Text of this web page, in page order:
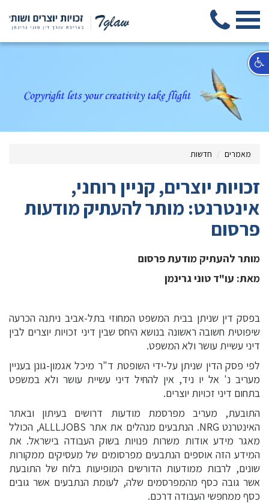
מאמרים חדשות
זכויות יוצרים, קניין רוחני,
אינטרנט: מותר להעתיק מודעות
פרסום
מותר להעתיק מודעת פרסום
מאת: עו"ד טוני גרינמן
בפסק דין שניתן בבית המשפט המחוזי בתל-אביב ניתנה הכרעה
שיפוטית חשובה ראשונה בנושא היחס שבין דיני זכויות יוצרים לבין
דיני עשיית עושר ולא המשפט.
לפי פסק הדין שניתן על-ידי השופטת ד"ר מיכל אגמון-גונן בעניין
מעריב נ' אל יו ניד, אין להחיל דיני עשיית עושר ולא במשפט
בתחום דיני זכויות יוצרים.
התובעת, מעריב מפרסמת מודעות דרושים בעיתון ובאתר
האינטרנט NRG. הנתבעים מנהלים את אתר ALLLJOBS, הכולל
מאגר מידע אודות משרות פנויות בשוק העבודה בישראל. את
המידע הזה אוספים הנתבעים מפרסומים של מעסיקים ממקורות
שונים, לרבות ממודעות הדורשים המופיעות בלוח של התובעת
אשר גובה כסף מהמפרסמים שלה, לעומת הנתבעים אשר גובים
כסף ממחפשי העבודה דרכם.